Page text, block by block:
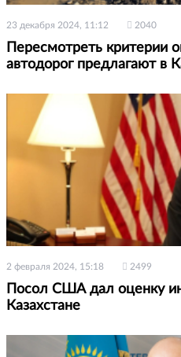
23 декабря 2024, 11:12 2040
Пересмотреть критерии
автодорог предлагают в
2 февраля 2024, 15:18 2499
Посол США дал оценку
Казахстане